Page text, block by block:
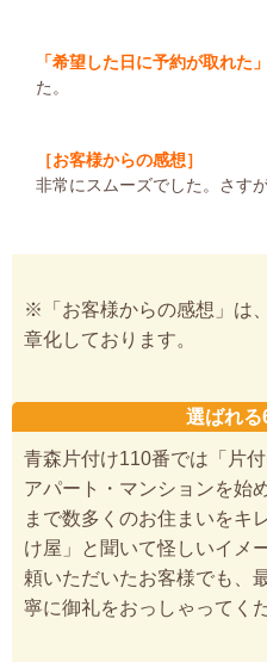
「希望した日に予約が取れた」
た。
［お客様からの感想］
非常にスムーズでした。さす
※「お客様からの感想」は
章化しております。
選ばれる
青森片付け110番では「片
アパート・マンションを始
まで数多くのお住まいをキ
け屋」と聞いて怪しいイメ
頼いただいたお客様でも、
寧に御礼をおっしゃってく